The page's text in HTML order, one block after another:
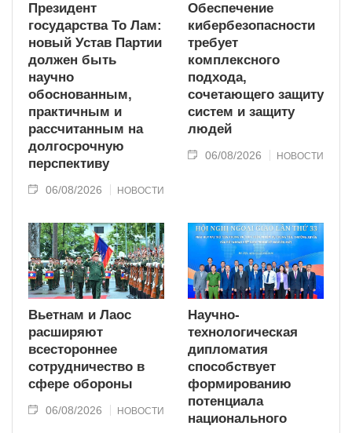
Президент
государства То Лам:
новый Устав Партии
должен быть
научно
обоснованным,
практичным и
рассчитанным на
долгосрочную
перспективу
06/08/2026 НОВОСТИ
Обеспечение
кибербезопасности
требует
комплексного
подхода,
сочетающего защиту
систем и защиту
людей
06/08/2026 НОВОСТИ
Вьетнам и Лаос
расширяют
всестороннее
сотрудничество в
сфере обороны
06/08/2026 НОВОСТИ
Научно-
технологическая
дипломатия
способствует
формированию
потенциала
национального